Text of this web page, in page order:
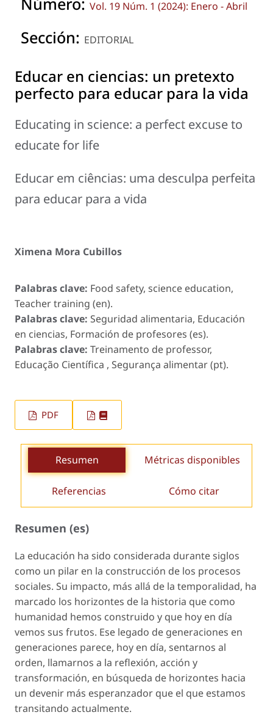
Vol. 19 Núm. 1 (2024): Enero - Abril
Sección: EDITORIAL
Educar en ciencias: un pretexto
perfecto para educar para la vida
Educating in science: a perfect excuse to
educate for life
Educar em ciências: uma desculpa perfeita
para educar para a vida
Ximena Mora Cubillos
Palabras clave: Food safety, science education,
Teacher training (en).
Palabras clave: Seguridad alimentaria, Educación
en ciencias, Formación de profesores (es).
Palabras clave: Treinamento de professor,
Educação Científica , Segurança alimentar (pt).
PDF
Resumen Métricas disponibles
Referencias Cómo citar
Resumen (es)
La educación ha sido considerada durante siglos
como un pilar en la construcción de los procesos
sociales. Su impacto, más allá de la temporalidad, ha
marcado los horizontes de la historia que como
humanidad hemos construido y que hoy en día
vemos sus frutos. Ese legado de generaciones en
generaciones parece, hoy en día, sentarnos al
orden, llamarnos a la reflexión, acción y
transformación, en búsqueda de horizontes hacia
un devenir más esperanzador que el que estamos
transitando actualmente.